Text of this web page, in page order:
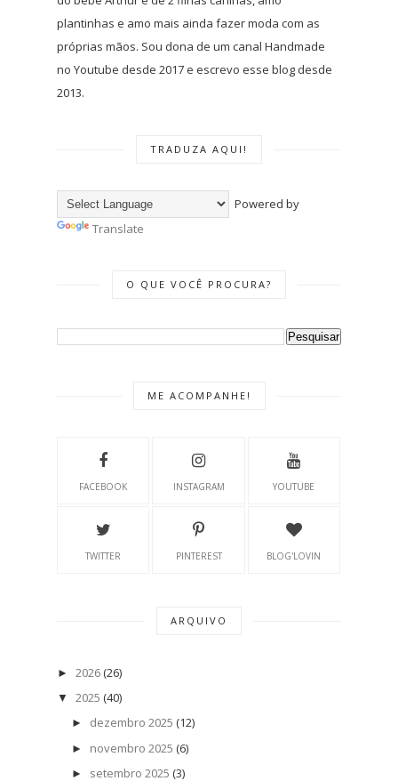
plantinhas e amo mais ainda fazer moda com as
próprias mãos. Sou dona de um canal Handmade
no Youtube desde 2017 e escrevo esse blog desde
2013.
TRADUZA AQUI!
Powered by
Translate
O QUE VOCÊ PROCURA?
ME ACOMPANHE!
FACEBOOK INSTAGRAM YOUTUBE
TWITTER PINTEREST BLOG'LOVIN
ARQUIVO
► 2026 (26)
▼ 2025 (40)
► dezembro 2025 (12)
► novembro 2025 (6)
► setembro 2025 (3)